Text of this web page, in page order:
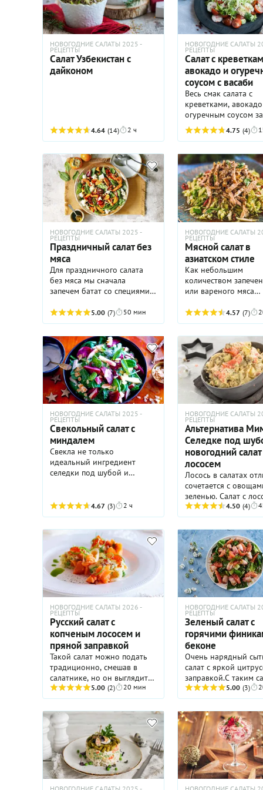
девочки и мальчики.
Делайте салат
нашему рецепту и
желанию.
мы рассказали все,
хотели, можете
готовить салат
классический,
давно ждет вас
будет наряднее.
тарелке с салатом.
НОВОГОДНИЕ САЛАТЫ 2025 -
РЕЦЕПТЫ
Салат Узбекистан с
дайконом
4.64 (14) 2 ч
НОВОГОДНИЕ САЛАТЫ
РЕЦЕПТЫ
Салат с
авокадо и
соусом с васаби
Весь смак салата с
креветками,
огуречным соусом
в васаби. Он
огуречный соус и
сочетание креветок
овощами в
блюдо с яркой
нотой
4.75 (4)
НОВОГОДНИЕ САЛАТЫ 2025 -
РЕЦЕПТЫ
Праздничный салат без
мяса
Для праздничного салата
без мяса мы сначала
запечем батат со специями,
вкусное блюдо или гарнир.
Но сегодня мы подберем в
идеальные ингредиенты,
чтобы получился салат,
который заиграет яркими
красками на праздничном
столе. Пока батат будет
запекаться, сделайте соус и
подготовьте остальные
продукты. Но собирать
салат рекомендуем
непосредственно перед
подачей.
5.00 (7) 50 мин
НОВОГОДНИЕ САЛАТЫ
РЕЦЕПТЫ
Мясной салат в
азиатском стиле
Как небольшим
количеством
или вареного мяса
человек?
Попробуйте
пользу азиатской
и хрустящих зеленых
овощей: уверены,
понравится!
4.57 (7)
НОВОГОДНИЕ САЛАТЫ 2025 -
РЕЦЕПТЫ
Свекольный салат с
миндалем
Свекла не только
идеальный ингредиент
селедки под шубой и
яблоками и орехами. А
пряная заправка на основе
бальзамика с чесноком,
добавит такому
свекольному салату
пикантности.
4.67 (3) 2 ч
НОВОГОДНИЕ САЛАТЫ
РЕЦЕПТЫ
Альтернатива
Селедке под
новогодний салат
лососем
Лосось в салатах
сочетается с
зеленью. Салат с
готовится быстро и
новогоднем столе
стать приятной
альтернативой
традиционным
"шубой" или Мимозе.
4.50 (4)
НОВОГОДНИЕ САЛАТЫ 2026 -
РЕЦЕПТЫ
Русский салат с
копченым лососем и
пряной заправкой
Такой салат можно подать
традиционно, смешав в
салатнике, но он выглядит
эффектно именно в виде
кнелей на хлебцах, тостах
или даже на толстых
бельгийских вафлях.
5.00 (2) 20 мин
НОВОГОДНИЕ САЛАТЫ
РЕЦЕПТЫ
Зеленый салат с
горячими
беконе
Очень нарядный
салат с яркой
заправкой.С таким
можно легко
время, пока
основное блюдо.
5.00 (3)